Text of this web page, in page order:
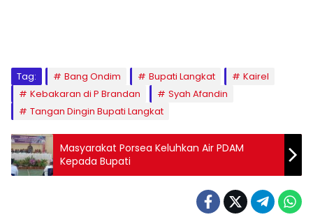
Tag: Bang Ondim Bupati Langkat
Kairel
Kebakaran di P Brandan
Syah Afandin
Tangan Dingin Bupati Langkat
Masyarakat Porsea Keluhkan Air PDAM
Kepada Bupati